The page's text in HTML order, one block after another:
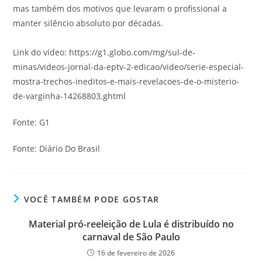
mas também dos motivos que levaram o profissional a
manter silêncio absoluto por décadas.
Link do vídeo: https://g1.globo.com/mg/sul-de-
minas/videos-jornal-da-eptv-2-edicao/video/serie-especial-
mostra-trechos-ineditos-e-mais-revelacoes-de-o-misterio-
de-varginha-14268803.ghtml
Fonte: G1
Fonte: Diário Do Brasil
VOCÊ TAMBÉM PODE GOSTAR
Material pró-reeleição de Lula é distribuído no
carnaval de São Paulo
16 de fevereiro de 2026